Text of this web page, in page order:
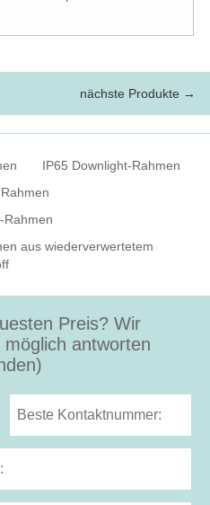
nächste Produkte →
IP65 Downlight-Rahmen
Rahmen
aus wiederverwertetem
Preis? Wir
antworten